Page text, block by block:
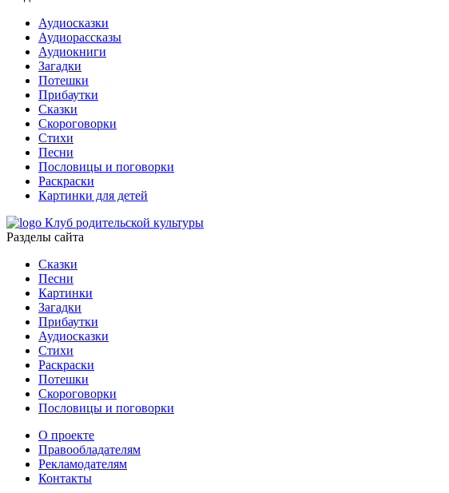
Аудиосказки
Аудиорассказы
Аудиокниги
Загадки
Потешки
Прибаутки
Сказки
Скороговорки
Стихи
Песни
Пословицы и поговорки
Раскраски
Картинки для детей
Клуб родительской культуры
Разделы сайта
Сказки
Песни
Картинки
Загадки
Прибаутки
Аудиосказки
Стихи
Раскраски
Потешки
Скороговорки
Пословицы и поговорки
О проекте
Правообладателям
Рекламодателям
Контакты